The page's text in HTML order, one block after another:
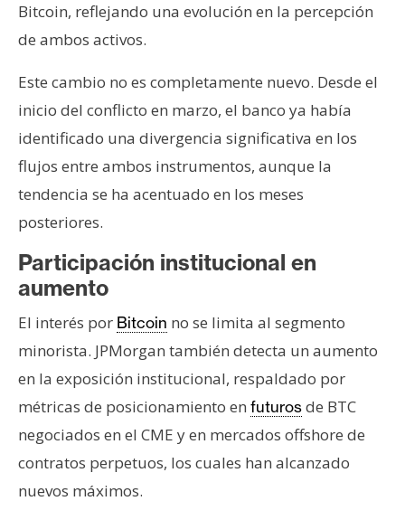
Bitcoin, reflejando una evolución en la percepción
de ambos activos.
Este cambio no es completamente nuevo. Desde el
inicio del conflicto en marzo, el banco ya había
identificado una divergencia significativa en los
flujos entre ambos instrumentos, aunque la
tendencia se ha acentuado en los meses
posteriores.
Participación institucional en
aumento
El interés por Bitcoin no se limita al segmento
minorista. JPMorgan también detecta un aumento
en la exposición institucional, respaldado por
métricas de posicionamiento en futurosde BTC
negociados en el CME y en mercados offshore de
contratos perpetuos, los cuales han alcanzado
nuevos máximos.